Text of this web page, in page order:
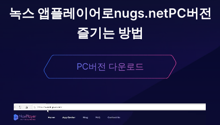
녹스 앱플레이어로nugs.netPC버전
즐기는 방법
PC버전 다운로드